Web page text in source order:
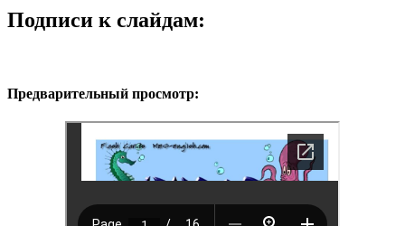
Подписи к слайдам:
Предварительный просмотр: